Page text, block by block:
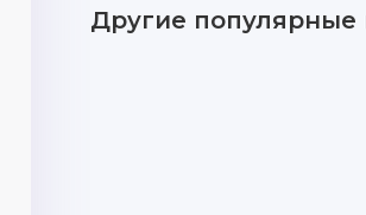
Другие популярные